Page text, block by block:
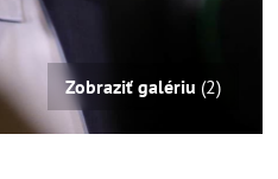
Zobraziť galériu (2)